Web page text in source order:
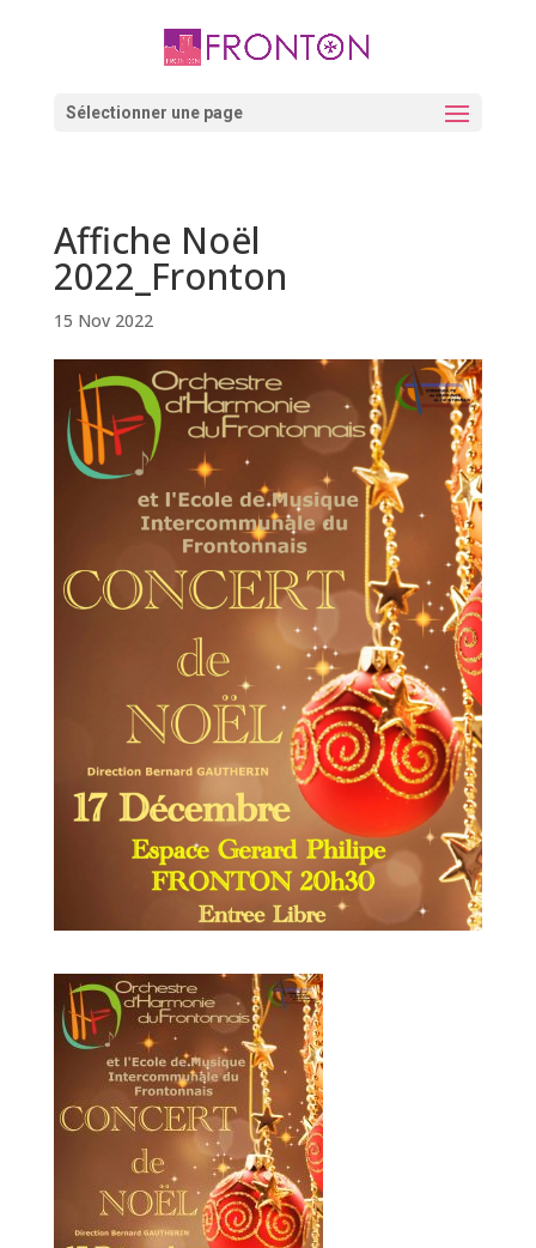
Sélectionner une page
Affiche Noël
2022_Fronton
15 Nov 2022